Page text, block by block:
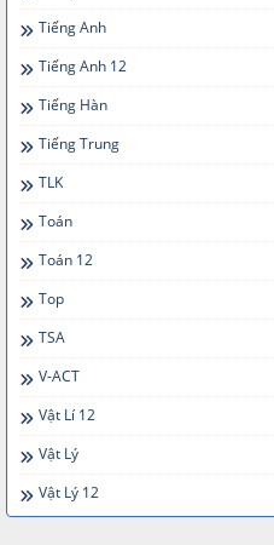
Tiếng Anh
Tiếng Anh 12
Tiếng Hàn
Tiếng Trung
TLK
Toán
Toán 12
Top
TSA
V-ACT
Vật Lí 12
Vật Lý
Vật Lý 12